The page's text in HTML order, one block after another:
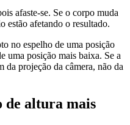
afaste-se. Se o corpo muda
estão afetando o resultado.
no espelho de uma posição
uma posição mais baixa. Se a
da projeção da câmera, não da
de altura mais